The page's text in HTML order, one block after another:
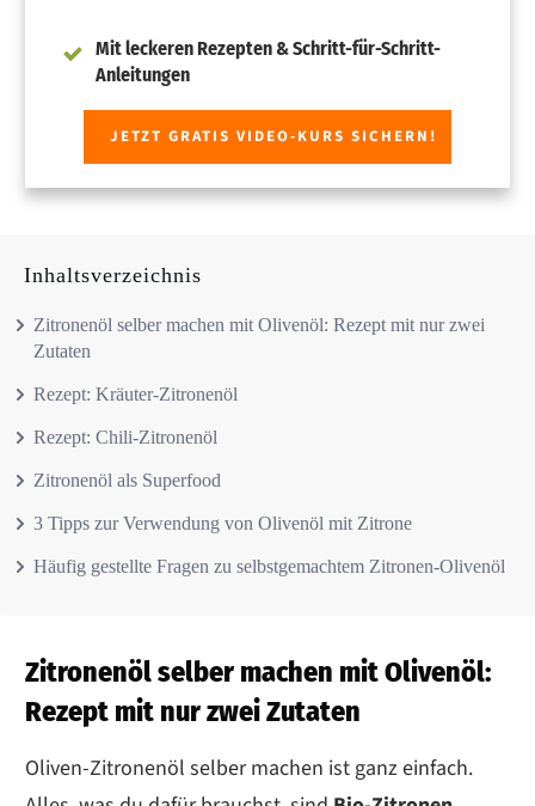
Mit leckeren Rezepten & Schritt-für-Schritt-
Anleitungen
JETZT GRATIS VIDEO-KURS SICHERN!
Inhaltsverzeichnis
Zitronenöl selber machen mit Olivenöl: Rezept mit nur zwei
Zutaten
Rezept: Kräuter-Zitronenöl
Rezept: Chili-Zitronenöl
Zitronenöl als Superfood
3 Tipps zur Verwendung von Olivenöl mit Zitrone
Häufig gestellte Fragen zu selbstgemachtem Zitronen-Olivenöl
Zitronenöl selber machen mit Olivenöl:
Rezept mit nur zwei Zutaten
Oliven-Zitronenöl selber machen ist ganz einfach.